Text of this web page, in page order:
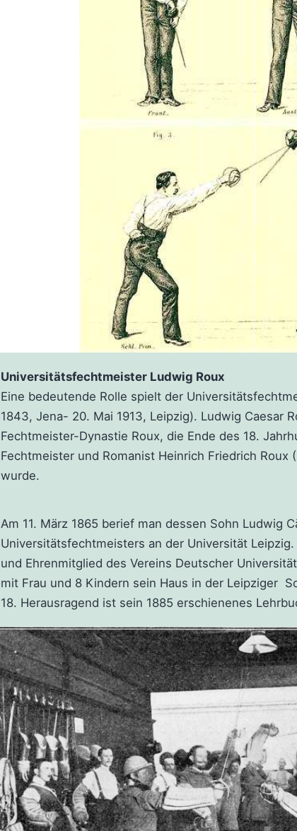
Universitätsfechtmeister Ludwig Roux
Eine bedeutende Rolle spielt der
1843, Jena- 20. Mai 1913, Leipzig). Ludwig Caesar
Fechtmeister-Dynastie Roux, die Ende des 18.
Fechtmeister und Romanist Heinrich Friedrich Roux
wurde.
Am 11. März 1865 berief man dessen Sohn Ludwig
Universitätsfechtmeisters an der Universität
und Ehrenmitglied des Vereins Deutscher
mit Frau und 8 Kindern sein Haus in der Leipziger
18. Herausragend ist sein 1885 erschienenes